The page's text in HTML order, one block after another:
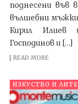
поднесени във
вълшебни мъжки
Кирил Илиев
Господинов и […]
READ MORE
ИЗКУСТВО И